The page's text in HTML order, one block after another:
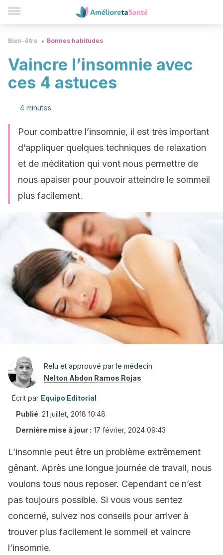
Bien-être Bonnes habitudes
Vaincre l’insomnie avec
ces 4 astuces
4 minutes
Pour combattre l’insomnie, il est très important
d’appliquer quelques techniques de relaxation
et de méditation qui vont nous permettre de
nous apaiser pour pouvoir atteindre le sommeil
plus facilement.
Relu et approuvé par le médecin
Nelton Abdon Ramos Rojas
Écrit par Equipo Editorial
Publié: 21 juillet, 2018 10:48
Dernière mise à jour : 17 février, 2024 09:43
L’insomnie peut être un problème extrêmement
gênant. Après une longue journée de travail, nous
voulons tous nous reposer. Cependant ce n’est
pas toujours possible. Si vous vous sentez
concerné, suivez nos conseils pour arriver à
trouver plus facilement le sommeil et vaincre
l’insomnie.